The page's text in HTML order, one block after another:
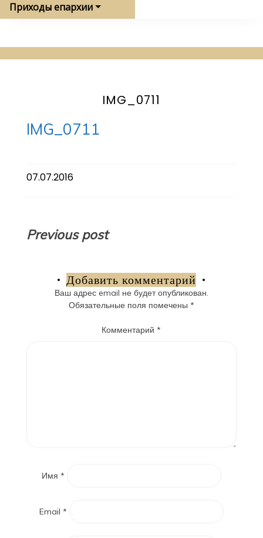
Приходы епархии
IMG_0711
IMG_0711
07.07.2016
Навигация
записям
Previous post
Добавить комментарий
Ваш адрес email не будет опубликован.
Обязательные поля помечены *
Комментарий*
Имя *
Email *